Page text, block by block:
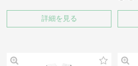
詳細を見る